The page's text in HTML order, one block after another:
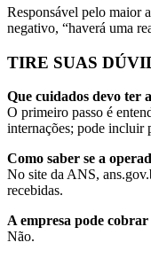
Responsável pelo maior
negativo, “haverá uma
TIRE SUAS
Que cuidados devo ter
O primeiro passo é
internações; pode incluir
Como saber se a
No site da ANS,
recebidas.
A empresa pode cobrar
Não.